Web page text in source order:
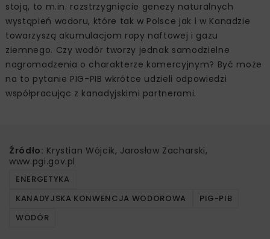
stoją, to m.in. rozstrzygnięcie genezy naturalnych
wystąpień wodoru, które tak w Polsce jak i w Kanadzie
towarzyszą akumulacjom ropy naftowej i gazu
ziemnego. Czy wodór tworzy jednak samodzielne
nagromadzenia o charakterze komercyjnym? Być może
na to pytanie PIG-PIB wkrótce udzieli odpowiedzi
współpracując z kanadyjskimi partnerami.
Źródło: Krystian Wójcik, Jarosław Zacharski,
www.pgi.gov.pl
ENERGETYKA
KANADYJSKA KONWENCJA WODOROWA
PIG-PIB
WODÓR